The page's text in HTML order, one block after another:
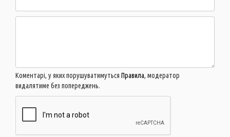
Коментарі, у яких порушуватимуться Правила, модератор
видалятиме без попереджень.